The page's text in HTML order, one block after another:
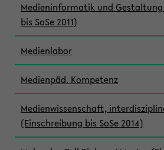
Medieninformatik und
bis SoSe 2011)
Medienlabor
Medienpäd. Kompetenz
Medienwissenschaft,
(Einschreibung bis SoSe 2014)